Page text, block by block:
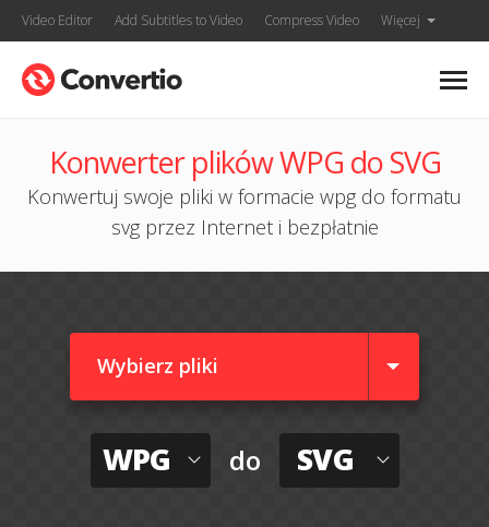
Video Editor Add Subtitles to Video Compress Video Więcej
Konwerter plików WPG do SVG
Konwertuj swoje pliki w formacie wpg do formatu
svg przez Internet i bezpłatnie
Wybierz pliki
WPG do SVG